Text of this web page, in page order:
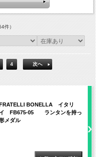
件）
4 次へ
BONELLA イタリ
FB675-05 ランタンを持っ
メダル